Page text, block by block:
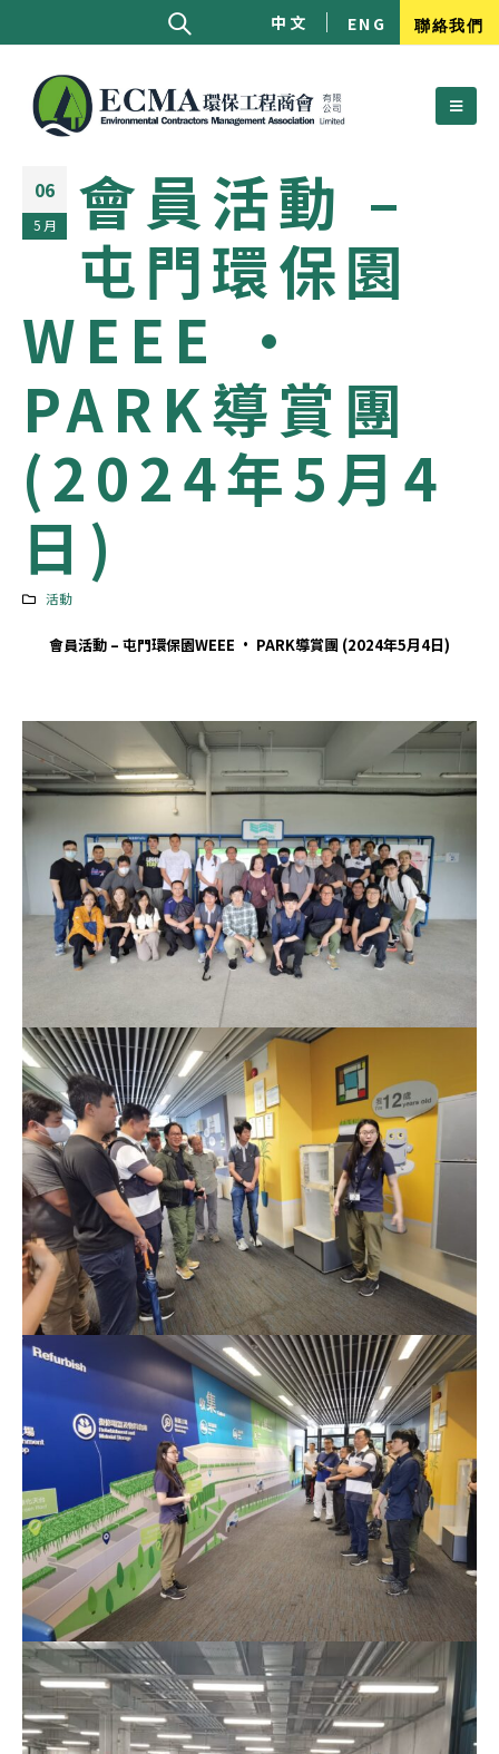
中文 ENG 聯絡我們
06
5 月
會員活動 –
屯門環保園
WEEE ·
PARK導賞團
(2024年5月4
日)
活動
會員活動 – 屯門環保園WEEE · PARK導賞團 (2024年5月4日)